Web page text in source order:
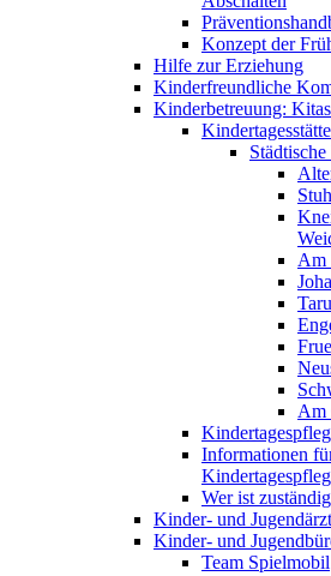
Konzept der
Hilfe zur Erziehung
Kinderfreundliche
Kinderbetreuung:
Am
Am
Informationen
Wer ist
Kinder- und
Kinder- und
Team Spielmobil